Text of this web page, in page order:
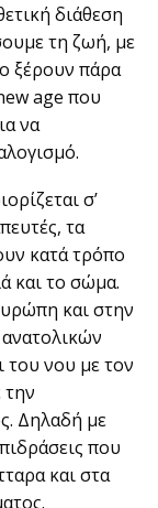
διάθεση
τη ζωή, με
ξέρουν πάρα
age που
να
σ’
τα
κατά τρόπο
και το σώμα.
και στην
του νου με τον
Δηλαδή με
που
και στα